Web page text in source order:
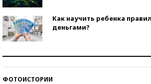
Как научить ребенка
деньгами?
ФОТОИСТОРИИ